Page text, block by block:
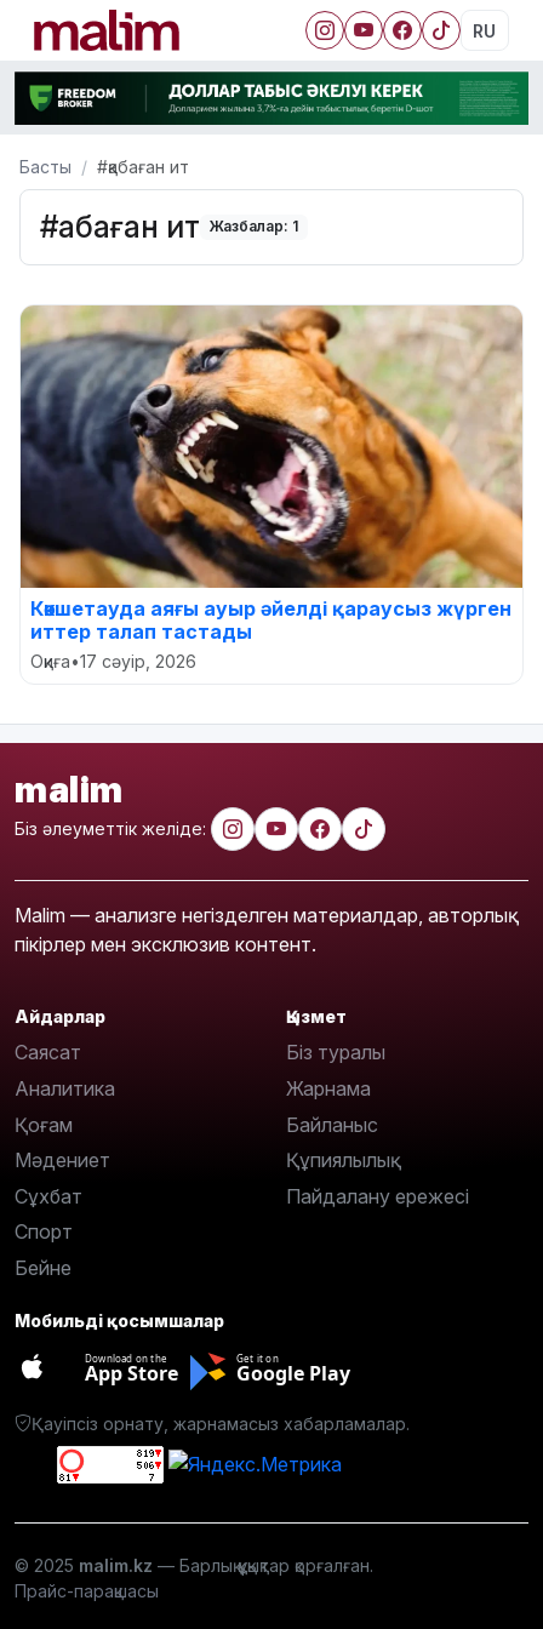
RU
Басты #қабаған ит
#қабаған ит Жазбалар: 1
Көкшетауда аяғы ауыр әйелді қараусыз жүрген
иттер талап тастады
Оқиға•17 сәуір, 2026
malim
Біз әлеуметтік желіде:
Malim — анализге негізделген материалдар, авторлық
пікірлер мен эксклюзив контент.
Айдарлар
Саясат
Аналитика
Қоғам
Мәдениет
Сұхбат
Спорт
Бейне
Қызмет
Біз туралы
Жарнама
Байланыс
Құпиялылық
Пайдалану ережесі
Мобильді қосымшалар
Download on the
App Store
Get it on
Google Play
Қауіпсіз орнату, жарнамасыз хабарламалар.
© 2025 malim.kz — Барлық құқықтар қорғалған.
Прайс-парақшасы